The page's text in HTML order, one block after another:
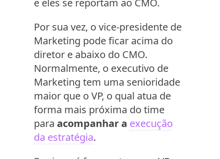
e eles se reportam ao CMO.
Por sua vez, o vice-presidente de
Marketing pode ficar acima do
diretor e abaixo do CMO.
Normalmente, o executivo de
Marketing tem uma senioridade
maior que o VP, o qual atua de
forma mais próxima do time
para acompanhar a execução
da estratégia.